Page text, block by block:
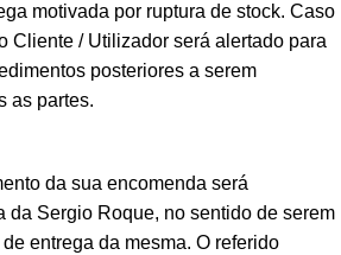
motivada por ruptura de stock. Caso
Cliente / Utilizador será alertado para
posteriores a serem
as partes.
da sua encomenda será
da Sergio Roque, no sentido de serem
entrega da mesma. O referido